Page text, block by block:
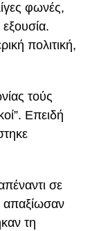
φωνές,
πολιτική,
τούς
Επειδή
σε
απαξίωσαν
τη